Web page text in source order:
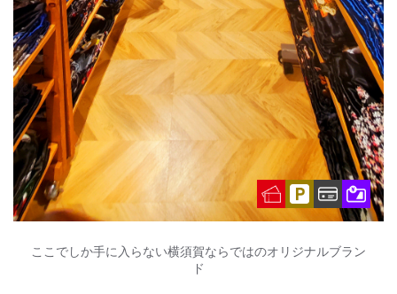
ここでしか手に入らない横須賀ならではのオリジナルブラン
ド